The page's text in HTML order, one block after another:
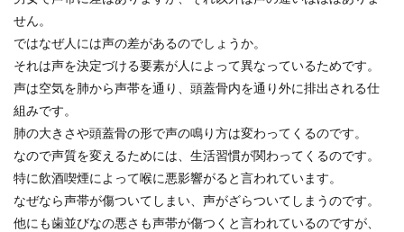
せん。
ではなぜ人には声の差があるのでしょうか。
それは声を決定づける要素が人によって異なっているためです。
声は空気を肺から声帯を通り、頭蓋骨内を通り外に排出される仕
組みです。
肺の大きさや頭蓋骨の形で声の鳴り方は変わってくるのです。
なので声質を変えるためには、生活習慣が関わってくるのです。
特に飲酒喫煙によって喉に悪影響がると言われています。
なぜなら声帯が傷ついてしまい、声がざらついてしまうのです。
他にも歯並びなの悪さも声帯が傷つくと言われているのですが、